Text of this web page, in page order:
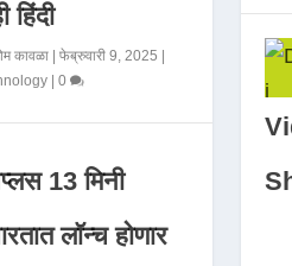
हिंदी
कावळा| फेब्रुवारी 9, 2025
| 0
13 मिनी
लॉन्च होणार